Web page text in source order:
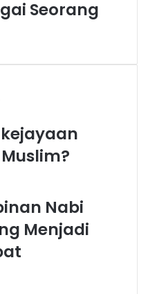
Seorang
Nabi
Menjadi